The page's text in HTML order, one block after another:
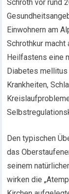
Schroth vor rund
Einwohnern am
Schrothkur
Heilfastens eine
Diabetes
Krankheiten,
Den typischen
das
seinem
wirken die